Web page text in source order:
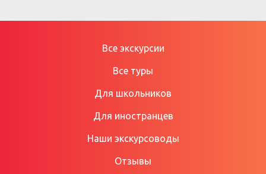
Все экскурсии
Все туры
Для школьников
Для иностранцев
Наши экскурсоводы
Отзывы